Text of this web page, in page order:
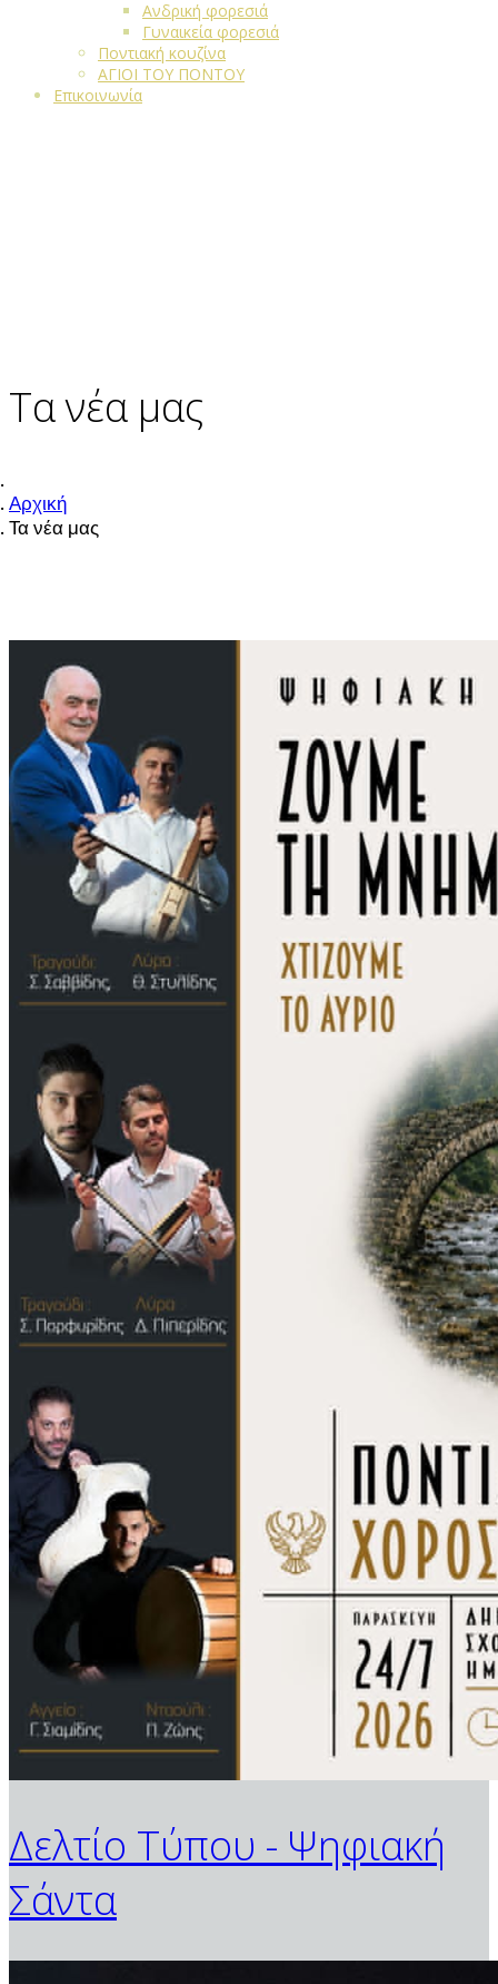
Ανδρική φορεσιά
Γυναικεία φορεσιά
Ποντιακή κουζίνα
ΑΓΙΟΙ ΤΟΥ ΠΟΝΤΟΥ
Επικοινωνία
Τα νέα μας
Αρχική
Τα νέα μας
Δελτίο Τύπου - Ψηφιακή
Σάντα